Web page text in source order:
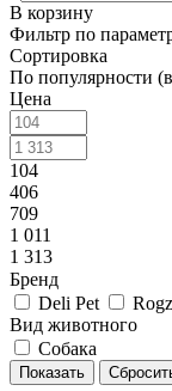
В корзину
Фильтр по
Сортировка
По популярности
Цена
104
406
709
1 011
1 313
Бренд
Deli Pet
Rogz
Вид животного
Собака